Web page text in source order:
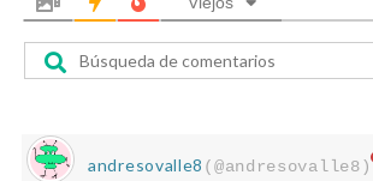
andresovalle8 (@andresovalle8)